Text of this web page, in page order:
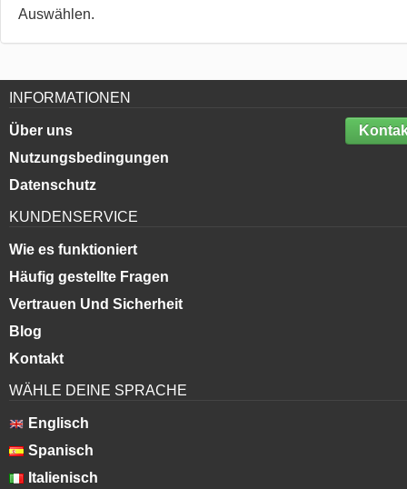
Auswählen.
INFORMATIONEN
Über uns
Nutzungsbedingungen
Datenschutz
KUNDENSERVICE
Wie es funktioniert
Häufig gestellte Fragen
Vertrauen Und Sicherheit
Blog
Kontakt
WÄHLE DEINE SPRACHE
Englisch
Spanisch
Italienisch